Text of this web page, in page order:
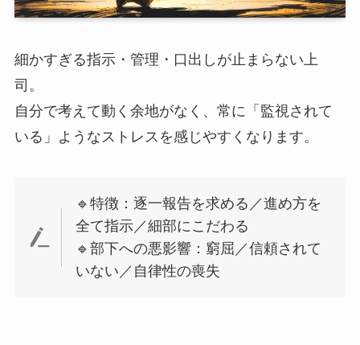
細かすぎる指示・管理・口出しが止まらない上
司。
自分で考えて動く余地がなく、常に「監視されて
いる」ようなストレスを感じやすくなります。
🔹特徴：逐一報告を求める／進め方を
全て指示／細部にこだわる
🔹部下への悪影響：窮屈／信頼されて
いない／自律性の喪失